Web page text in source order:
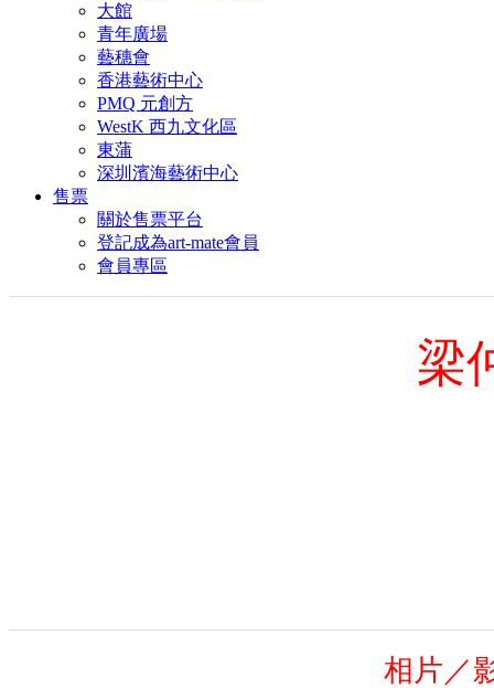
大館
青年廣場
藝穗會
香港藝術中心
PMQ 元創方
WestK 西九文化區
東蒲
深圳濱海藝術中心
售票
關於售票平台
登記成為art-mate會員
會員專區
梁
相片／